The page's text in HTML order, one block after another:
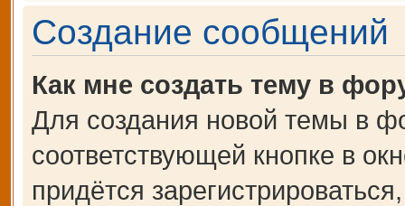
Создание сообщений
Как мне создать тему в
Для создания новой темы в
соответствующей кнопке в
придётся